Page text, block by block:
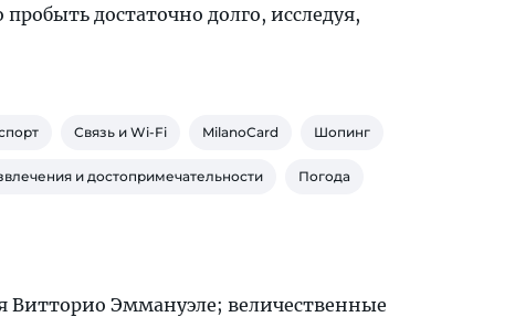
достаточно долго, исследуя,
Связь и Wi-Fi MilanoCard Шопинг
и достопримечательности Погода
Витторио Эммануэле; величественные